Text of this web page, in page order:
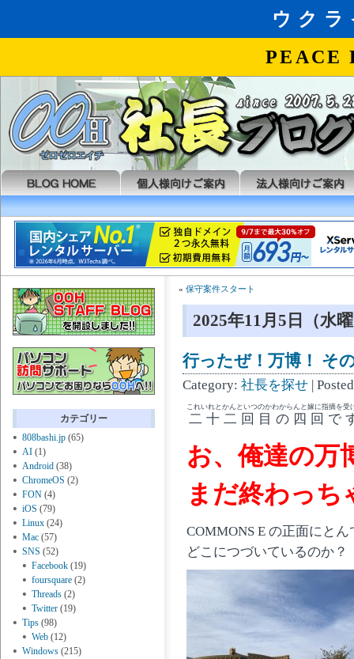
カテゴリー
808bashi.jp (65)
AI (1)
Android (38)
ChromeOS (2)
FON (4)
iOS (79)
Linux (24)
Mac (57)
SNS (52)
Facebook (19)
foursquare (2)
Threads (2)
Twitter (19)
Tips (98)
Web (12)
Windows (215)
« 保守案件スタート
2025年11月5日（水
行ったぜ！万博！ そ
Category: 社長を探せ |
二十二回目の四回で
これいれとかんといつのかわからんと嫁に指摘を受
お、俺達の
まだ終わっ
COMMONS E の正面にと
どこにつづいているのか？